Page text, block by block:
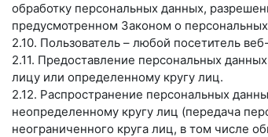
обработку персональных данных,
предусмотренном Законом о
2.10. Пользователь – любой посетитель
2.11. Предоставление персональных
лицу или определенному кругу лиц.
2.12. Распространение персональных
неопределенному кругу лиц (передача
неограниченного круга лиц, в том числе